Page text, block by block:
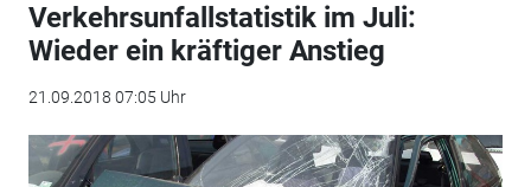
Verkehrsunfallstatistik im Juli:
Wieder ein kräftiger Anstieg
21.09.2018 07:05 Uhr